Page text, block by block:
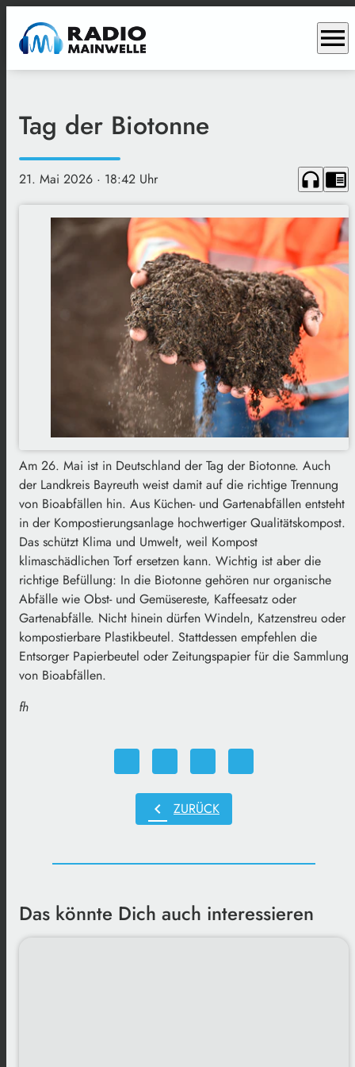
menu
Tag der Biotonne
21. Mai 2026 · 18:42 Uhr headphones chrome_reader_mode
Am 26. Mai ist in Deutschland der Tag der Biotonne. Auch
der Landkreis Bayreuth weist damit auf die richtige Trennung
von Bioabfällen hin. Aus Küchen- und Gartenabfällen entsteht
in der Kompostierungsanlage hochwertiger Qualitätskompost.
Das schützt Klima und Umwelt, weil Kompost
klimaschädlichen Torf ersetzen kann. Wichtig ist aber die
richtige Befüllung: In die Biotonne gehören nur organische
Abfälle wie Obst- und Gemüsereste, Kaffeesatz oder
Gartenabfälle. Nicht hinein dürfen Windeln, Katzenstreu oder
kompostierbare Plastikbeutel. Stattdessen empfehlen die
Entsorger Papierbeutel oder Zeitungspapier für die Sammlung
von Bioabfällen.
fh
chevron_left ZURÜCK
Das könnte Dich auch interessieren